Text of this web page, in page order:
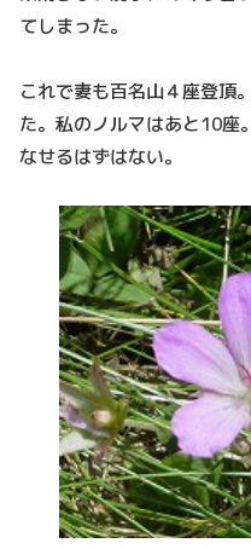
てしまった。
これで妻も百名山４座登頂
た。私のノルマはあと10座
なせるはずはない。